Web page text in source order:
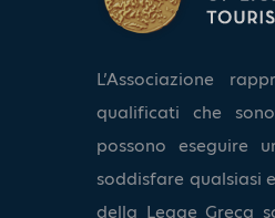
L’Associazione
qualificati che
possono eseguire
soddisfare qualsiasi
della Legge Greca